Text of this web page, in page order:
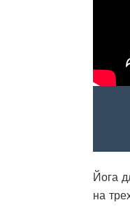
Йога
на